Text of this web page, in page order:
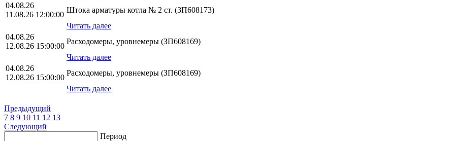
04.08.26
11.08.26 12:00:00
Штока арматуры котла № 2 ст. (ЗП608173)
Читать далее
04.08.26
12.08.26 15:00:00
Расходомеры, уровнемеры (ЗП608169)
Читать далее
04.08.26
12.08.26 15:00:00
Расходомеры, уровнемеры (ЗП608169)
Читать далее
Предыдущий
7 8 9 10 11 12 13
Следующий
Период